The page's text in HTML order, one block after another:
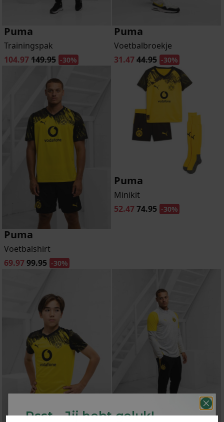
Puma
Trainingspak
104.97149.95 -30%
Puma
Voetbalbroekje
31.4744.95 -30%
Puma
Voetbalshirt
69.9799.95 -30%
Puma
Minikit
52.4774.95 -30%
Psst... Jij hebt geluk!